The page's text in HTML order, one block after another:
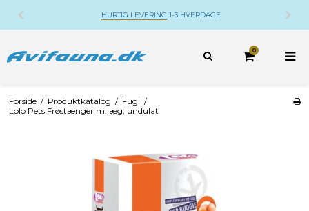
HURTIG LEVERING 1-3 HVERDAGE
0
Forside / Produktkatalog / Fugl /
Lolo Pets Frøstænger m. æg, undulat